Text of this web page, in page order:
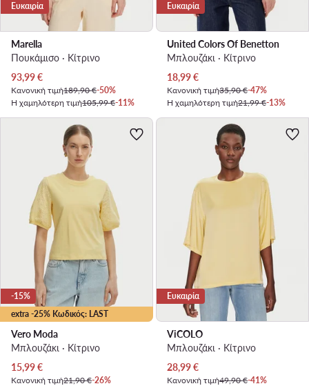
Ευκαιρία
Marella
Πουκάμισο · Κίτρινο
Τρέχουσα τιμή
93,99€
Κανονική τιμή189,90 €-50%
Η χαμηλότερη τιμή105,99 €-11%
Ευκαιρία
United Colors Of Benetton
Μπλουζάκι · Κίτρινο
Τρέχουσα τιμή
18,99€
Κανονική τιμή35,90 €-47%
Η χαμηλότερη τιμή21,99 €-13%
extra -25% Κωδικός: LAST
-15%
Vero Moda
Μπλουζάκι · Κίτρινο
Τρέχουσα τιμή
15,99€
Κανονική τιμή21,90 €-26%
Ευκαιρία
ViCOLO
Μπλουζάκι · Κίτρινο
Τρέχουσα τιμή
28,99€
Κανονική τιμή49,90 €-41%